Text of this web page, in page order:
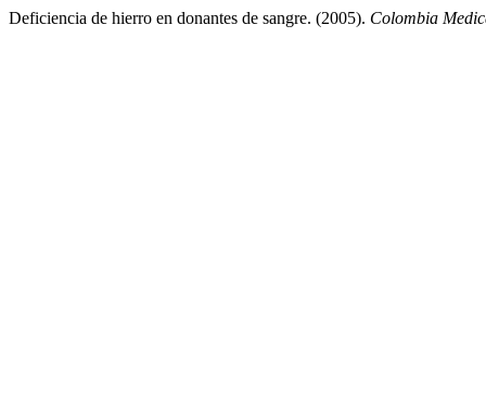
Deficiencia de hierro en donantes de sangre. (2005). Colombia